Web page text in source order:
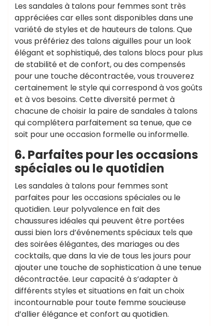
Les sandales à talons pour femmes sont très
appréciées car elles sont disponibles dans une
variété de styles et de hauteurs de talons. Que
vous préfériez des talons aiguilles pour un look
élégant et sophistiqué, des talons blocs pour plus
de stabilité et de confort, ou des compensés
pour une touche décontractée, vous trouverez
certainement le style qui correspond à vos goûts
et à vos besoins. Cette diversité permet à
chacune de choisir la paire de sandales à talons
qui complétera parfaitement sa tenue, que ce
soit pour une occasion formelle ou informelle.
6. Parfaites pour les occasions
spéciales ou le quotidien
Les sandales à talons pour femmes sont
parfaites pour les occasions spéciales ou le
quotidien. Leur polyvalence en fait des
chaussures idéales qui peuvent être portées
aussi bien lors d’événements spéciaux tels que
des soirées élégantes, des mariages ou des
cocktails, que dans la vie de tous les jours pour
ajouter une touche de sophistication à une tenue
décontractée. Leur capacité à s’adapter à
différents styles et situations en fait un choix
incontournable pour toute femme soucieuse
d’allier élégance et confort au quotidien.